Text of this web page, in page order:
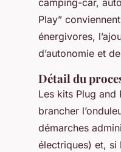
Play”
énergivores,
d’autonomie et
Détail du
Les kits Plug and
brancher
démarches
électriques) et, si